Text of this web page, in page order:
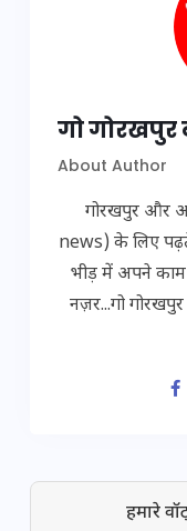
गो गोरखपुर
About Author
गोरखपुर और
news) के लिए
भीड़ में अपने काम
नज़र...गो
हमारे